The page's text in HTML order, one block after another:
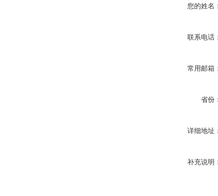
您的姓名
联系电话
常用邮箱
省份
详细地址
补充说明